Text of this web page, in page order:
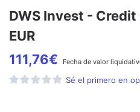
DWS Invest -
EUR
111,76€ Fecha de valor
Sé el primero en